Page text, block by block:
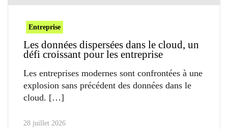
Entreprise
Les données dispersées dans le cloud, un
défi croissant pour les entreprise
Les entreprises modernes sont confrontées à une
explosion sans précédent des données dans le
cloud.
28 juillet 2026